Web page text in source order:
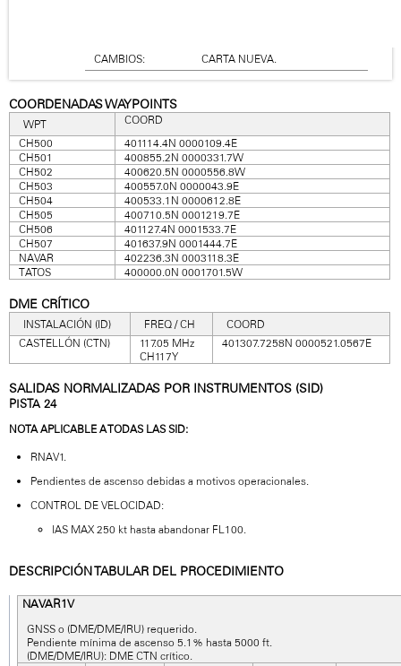
CAMBIOS: CARTA NUEVA.
COORDENADAS WAYPOINTS
WPT
COORD
CH500
401114.4N 0000109.4E
CH501
400855.2N 0000331.7W
CH502
400620.5N 0000556.8W
CH503
400557.0N 0000043.9E
CH504
400533.1N 0000612.8E
CH505
400710.5N 0001219.7E
CH506
401127.4N 0001533.7E
CH507
401637.9N 0001444.7E
NAVAR
402236.3N 0003118.3E
TATOS
400000.0N 0001701.5W
DME CRÍTICO
INSTALACIÓN (ID) FREQ / CH
COORD
CASTELLÓN (CTN)
117.05 MHz
CH117Y
401307.7258N 0000521.0567E
SALIDAS NORMALIZADAS POR INSTRUMENTOS (SID)
PISTA 24
NOTA APLICABLE A TODAS LAS SID:
RNAV1.
Pendientes de ascenso debidas a motivos operacionales.
CONTROL DE VELOCIDAD:
IAS MAX 250 kt hasta abandonar FL100.
DESCRIPCIÓN TABULAR DEL PROCEDIMIENTO
NAVAR1V
GNSS o (DME/DME/IRU) requerido.
Pendiente mínima de ascenso 5.1% hasta 5000 ft.
(DME/DME/IRU): DME CTN crítico.